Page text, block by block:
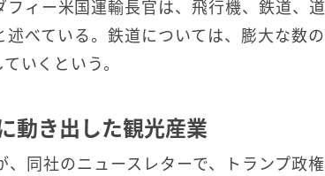
ィー米国運輸長官は、飛行機、鉄道、
べている。鉄道については、膨大な数
いくという。
動き出した観光産業
同社のニュースレターで、トランプ政